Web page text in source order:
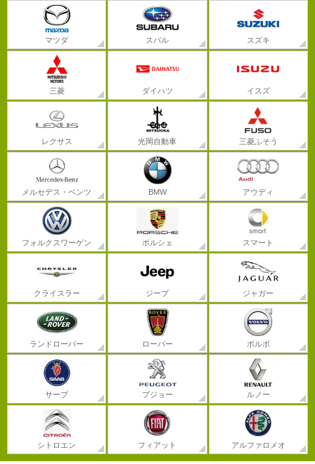
マツダ スバル スズキ
三菱 ダイハツ イスズ
レクサス 光岡自動車 三菱ふそう
メルセデス・ベンツ BMW アウディ
フォルクスワーゲン ポルシェ スマート
クライスラー ジープ ジャガー
ランドローバー ローバー ボルボ
サーブ プジョー ルノー
シトロエン フィアット アルファロメオ